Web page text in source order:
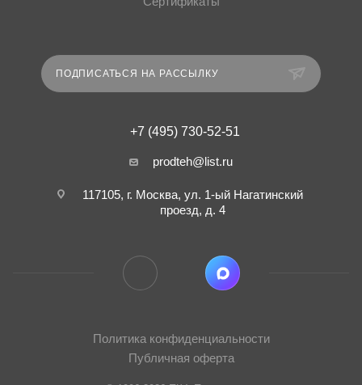
ПОДПИСАТЬСЯ НА РАССЫЛКУ
+7 (495) 730-52-51
prodteh@list.ru
117105, г. Москва, ул. 1-ый Нагатинский
проезд, д. 4
Политика конфиденциальности
Публичная оферта